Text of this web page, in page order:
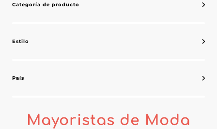
Categoría de producto
Estilo
País
Mayoristas de Moda